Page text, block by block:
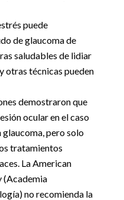
puede
de glaucoma de
saludables de lidiar
otras técnicas pueden
demostraron que
ocular en el caso
glaucoma, pero solo
tratamientos
La American
(Academia
no recomienda la